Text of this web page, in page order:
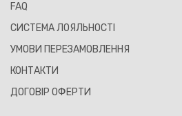
FAQ
СИСТЕМА ЛОЯЛЬНОСТІ
УМОВИ ПЕРЕЗАМОВЛЕННЯ
КОНТАКТИ
ДОГОВІР ОФЕРТИ